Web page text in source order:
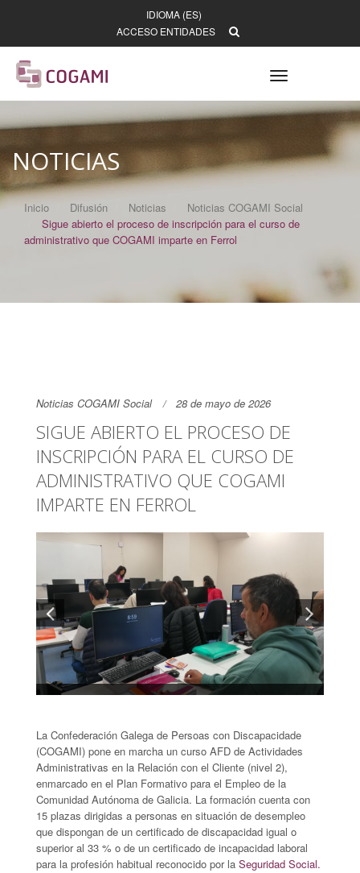
IDIOMA (ES)
ACCESO ENTIDADES
Toggle
navigation
NOTICIAS
Inicio Difusión Noticias
Noticias COGAMI Social
Sigue abierto el proceso de inscripción para el curso de
administrativo que COGAMI imparte en Ferrol
Noticias COGAMI Social 28 de mayo de 2026
SIGUE ABIERTO EL PROCESO DE
INSCRIPCIÓN PARA EL CURSO DE
ADMINISTRATIVO QUE COGAMI
IMPARTE EN FERROL
La Confederación Galega de Persoas con Discapacidade
(COGAMI) pone en marcha un curso AFD de Actividades
Administrativas en la Relación con el Cliente (nivel 2),
enmarcado en el Plan Formativo para el Empleo de la
Comunidad Autónoma de Galicia. La formación cuenta con
15 plazas dirigidas a personas en situación de desempleo
que dispongan de un certificado de discapacidad igual o
superior al 33 % o de un certificado de incapacidad laboral
para la profesión habitual reconocido por la Seguridad Social.